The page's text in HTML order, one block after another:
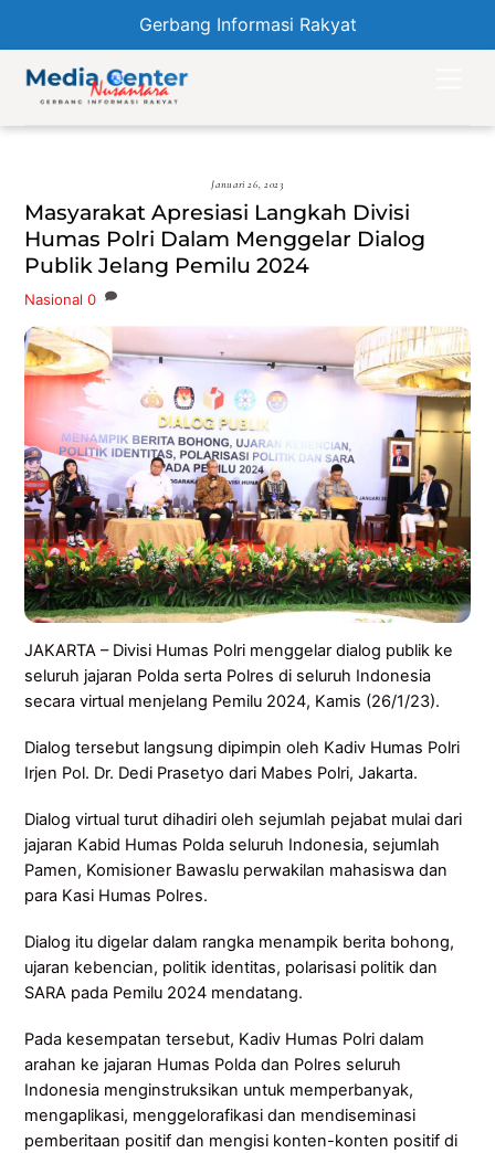
Gerbang Informasi Rakyat
content
Januari 26, 2023
Masyarakat Apresiasi Langkah Divisi
Humas Polri Dalam Menggelar Dialog
Publik Jelang Pemilu 2024
Nasional 0
JAKARTA – Divisi Humas Polri menggelar dialog publik ke
seluruh jajaran Polda serta Polres di seluruh Indonesia
secara virtual menjelang Pemilu 2024, Kamis (26/1/23).
Dialog tersebut langsung dipimpin oleh Kadiv Humas Polri
Irjen Pol. Dr. Dedi Prasetyo dari Mabes Polri, Jakarta.
Dialog virtual turut dihadiri oleh sejumlah pejabat mulai dari
jajaran Kabid Humas Polda seluruh Indonesia, sejumlah
Pamen, Komisioner Bawaslu perwakilan mahasiswa dan
para Kasi Humas Polres.
Dialog itu digelar dalam rangka menampik berita bohong,
ujaran kebencian, politik identitas, polarisasi politik dan
SARA pada Pemilu 2024 mendatang.
Pada kesempatan tersebut, Kadiv Humas Polri dalam
arahan ke jajaran Humas Polda dan Polres seluruh
Indonesia menginstruksikan untuk memperbanyak,
mengaplikasi, menggelorafikasi dan mendiseminasi
pemberitaan positif dan mengisi konten-konten positif di